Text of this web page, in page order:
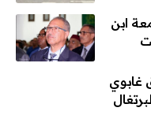
ابن
حريق غابوي